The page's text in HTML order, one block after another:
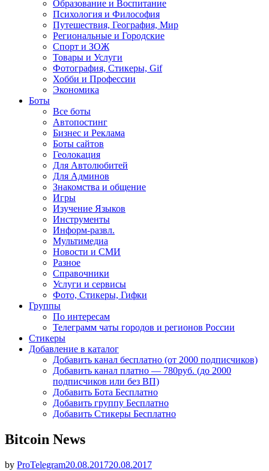
Образование и Воспитание
Психология и Философия
Путешествия, География, Мир
Региональные и Городские
Спорт и ЗОЖ
Товары и Услуги
Фотография, Стикеры, Gif
Хобби и Профессии
Экономика
Боты
Все боты
Автопостинг
Бизнес и Реклама
Боты сайтов
Геолокация
Для Автолюбитей
Для Админов
Знакомства и общение
Игры
Изучение Языков
Инструменты
Информ-развл.
Мультимедиа
Новости и СМИ
Разное
Справочники
Услуги и сервисы
Фото, Стикеры, Гифки
Группы
По интересам
Телеграмм чаты городов и регионов России
Стикеры
Добавление в каталог
Добавить канал бесплатно (от 2000 подписчиков)
Добавить канал платно — 780руб. (до 2000
подписчиков или без ВП)
Добавить Бота Бесплатно
Добавить группу Бесплатно
Добавить Стикеры Бесплатно
Bitcoin News
by ProTelegramОпубликовано
20.08.201720.08.2017